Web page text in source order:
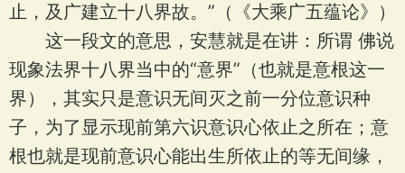
止，及广建立十八界故。”（《大乘广五蕴论》）
这一段文的意思，安慧就是在讲：所谓 佛说
现象法界十八界当中的“意界”（也就是意根这一
界），其实只是意识无间灭之前一分位意识种
子，为了显示现前第六识意识心依止之所在；意
根也就是现前意识心能出生所依止的等无间缘，